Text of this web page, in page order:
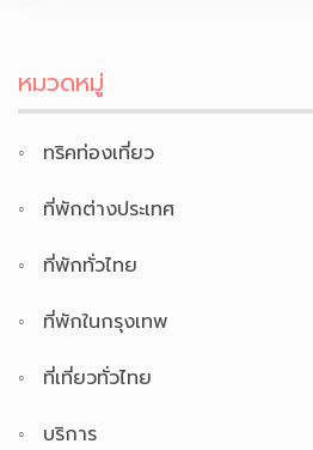
หมวดหมู่
ทริคท่องเที่ยว
ที่พักต่างประเทศ
ที่พักทั่วไทย
ที่พักในกรุงเทพ
ที่เที่ยวทั่วไทย
บริการ